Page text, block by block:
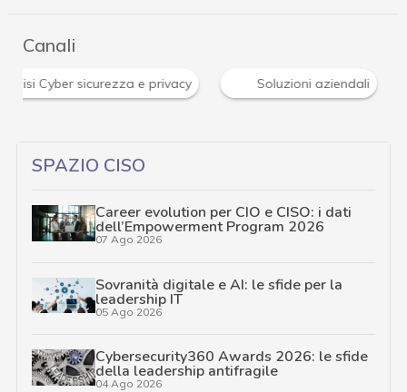
Canali
Cyber sicurezza e privacy Soluzioni aziendali
SPAZIO CISO
Career evolution per CIO e CISO: i dati
dell’Empowerment Program 2026
07 Ago 2026
Sovranità digitale e AI: le sfide per la
leadership IT
05 Ago 2026
Cybersecurity360 Awards 2026: le sfide
della leadership antifragile
04 Ago 2026